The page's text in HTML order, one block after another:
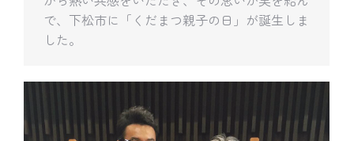
で、下松市に「くだまつ親子の日」が誕生しま
した。